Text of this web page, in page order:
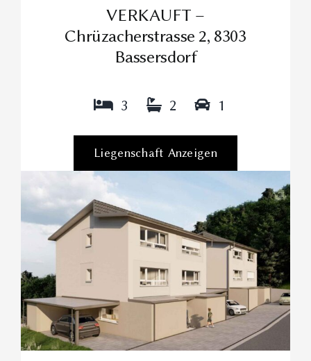
VERKAUFT –
Chrüzacherstrasse 2, 8303
Bassersdorf
3 2 1
Liegenschaft Anzeigen